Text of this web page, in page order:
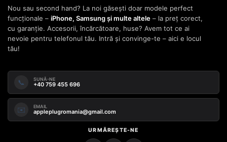
Nou sau second hand? La noi găsești doar modele perfect
funcționale – iPhone, Samsung și multe altele – la preț corect,
cu garanție. Accesorii, încărcătoare, huse? Avem tot ce ai
nevoie pentru telefonul tău. Intră și convinge-te – aici e locul
tău!
📞 SUNĂ-NE
+40 759 455 696
✉️ EMAIL
appleplugromania@gmail.com
URMĂREȘTE-NE